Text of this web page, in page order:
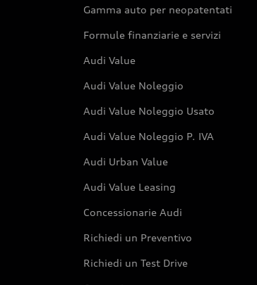
Gamma auto per neopatentati
Formule finanziarie e servizi
Audi Value
Audi Value Noleggio
Audi Value Noleggio Usato
Audi Value Noleggio P. IVA
Audi Urban Value
Audi Value Leasing
Concessionarie Audi
Richiedi un Preventivo
Richiedi un Test Drive